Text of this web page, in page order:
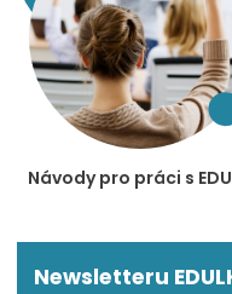
Návody pro práci s
Newsletteru